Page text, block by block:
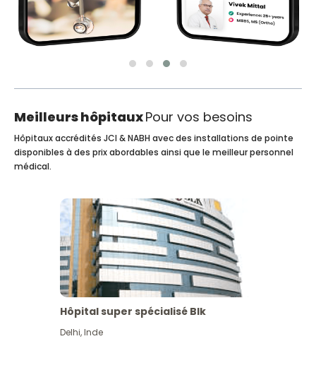
Meilleurs hôpitauxPour vos besoins
Hôpitaux accrédités JCI & NABH avec des installations de pointe
disponibles à des prix abordables ainsi que le meilleur personnel
médical.
Hôpital super spécialisé Blk
Delhi,Inde